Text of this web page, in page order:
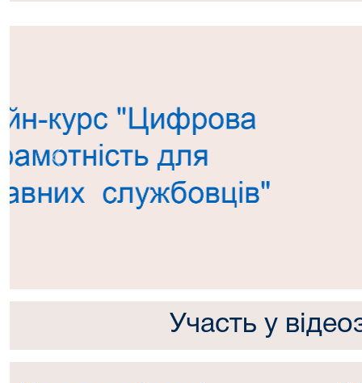
Попередній
Участь у